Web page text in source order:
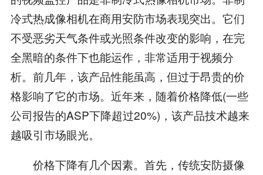
冷式热成像相机在商用安防市场表现突出。它们
不受恶劣天气条件或光照条件改变的影响，在完
全黑暗的条件下也能运作，非常适用于视频分
析。前几年，该产品性能虽高，但过于昂贵的价
格影响了它的市场。近年来，随着价格降低(一些
公司报告的ASP下降超过20%)，该产品技术越来
越吸引市场眼光。
价格下降有几个因素。首先，传统安防摄像